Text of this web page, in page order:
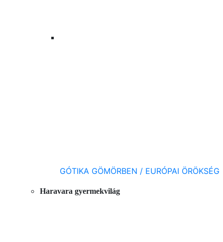
GÓTIKA GÖMÖRBEN / EURÓPAI ÖRÖKSÉG
Haravara gyermekvilág